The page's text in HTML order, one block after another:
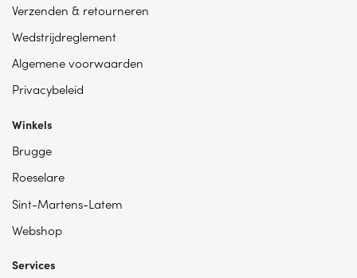
Verzenden & retourneren
Wedstrijdreglement
Algemene voorwaarden
Privacybeleid
Winkels
Brugge
Roeselare
Sint-Martens-Latem
Webshop
Services